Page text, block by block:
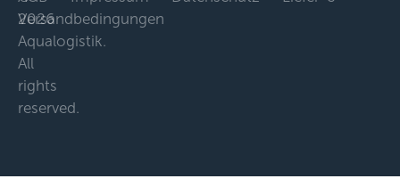
2026
Aqualogistik.
All
rights
reserved.
Versandbedingungen